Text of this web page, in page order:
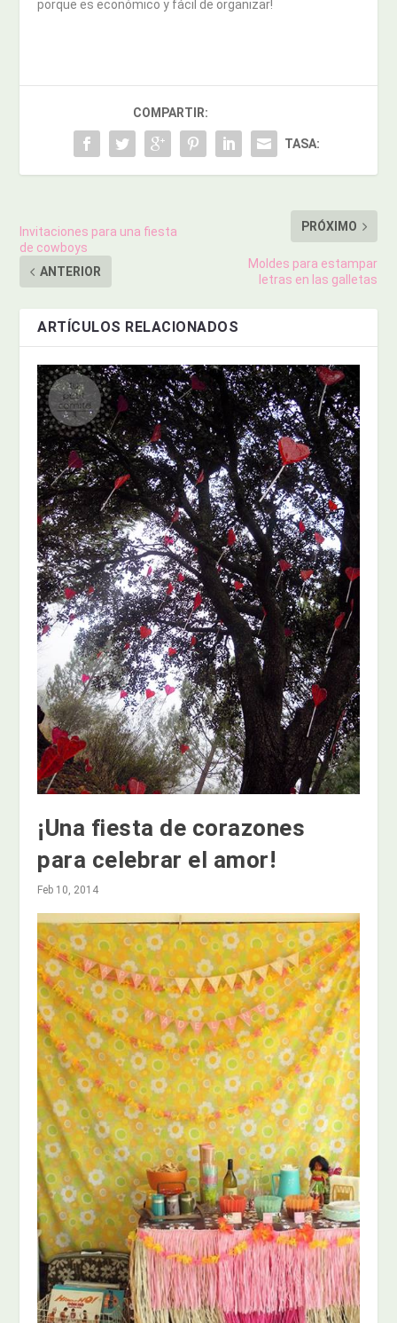
porque es económico y fácil de organizar!
COMPARTIR:
TASA:
Invitaciones para una fiesta
de cowboys
ANTERIOR
PRÓXIMO
Moldes para estampar
letras en las galletas
ARTÍCULOS RELACIONADOS
¡Una fiesta de corazones
para celebrar el amor!
Feb 10, 2014